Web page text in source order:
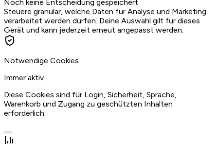
Noch keine Entscheidung gespeichert
Steuere granular, welche Daten für Analyse und Marketing
verarbeitet werden dürfen. Deine Auswahl gilt für dieses
Gerät und kann jederzeit erneut angepasst werden.
Notwendige Cookies
Immer aktiv
Diese Cookies sind für Login, Sicherheit, Sprache,
Warenkorb und Zugang zu geschützten Inhalten
erforderlich.